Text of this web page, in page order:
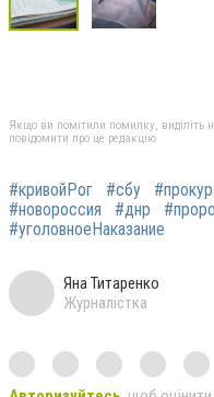
Якщо ви помітили помилку, виділіть
повідомити про це редакцію
#кривойРог #сбу
#новороссия
#днр
#уголовноеНаказание
Яна Титаренко
Журналістка